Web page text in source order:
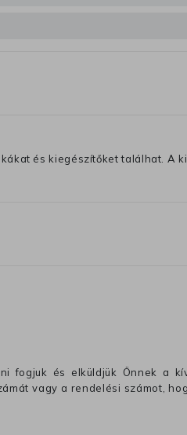
és kiegészítőket találhat. A
fogjuk és elküldjük Önnek a
vagy a rendelési számot,